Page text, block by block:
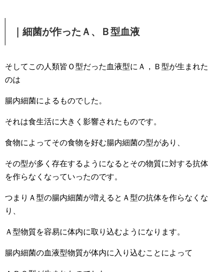
｜細菌が作ったＡ、Ｂ型血液
そしてこの人類皆Ｏ型だった血液型にＡ，Ｂ型が生まれた
のは
腸内細菌によるものでした。
それは食生活に大きく影響されたものです。
食物によってその食物を好む腸内細菌の型があり、
その型が多く存在するようになるとその物質に対する抗体
を作らなくなっていったのです。
つまりＡ型の腸内細菌が増えるとＡ型の抗体を作らなくな
り、
Ａ型物質を容易に体内に取り込むようになります。
腸内細菌の血液型物質が体内に入り込むことによって